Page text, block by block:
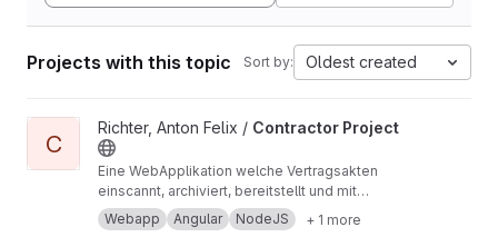
Projects with this topic Sort by: Oldest created
View Contractor Project project
C
Richter, Anton Felix / Contractor Project
Eine WebApplikation welche Vertragsakten
einscannt, archiviert, bereitstellt und mit
Geschäftslogik aufbereitet. Angular, Node.js,
Datenbank (JSon), HTML, SCSS, TypeScript
Webapp Angular NodeJS + 1 more